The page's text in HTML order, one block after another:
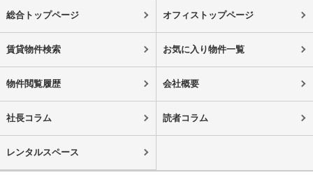
総合トップページ オフィストップページ
賃貸物件検索 お気に入り物件一覧
物件閲覧履歴 会社概要
社長コラム 読者コラム
レンタルスペース